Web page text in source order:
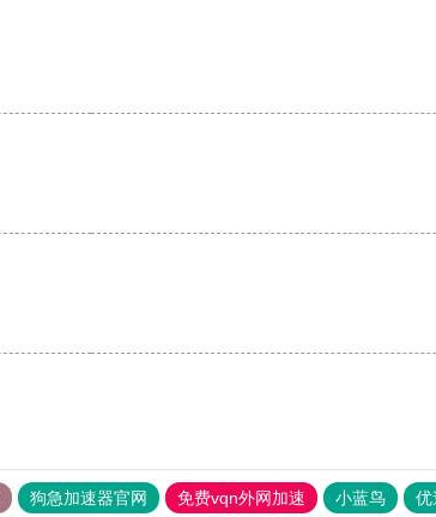
狗急加速器官网 免费vqn外网加速 小蓝鸟 优